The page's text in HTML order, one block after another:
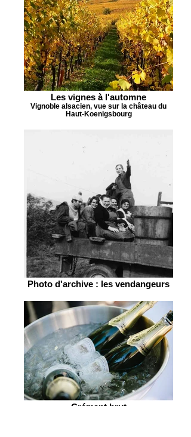
Les vignes à l'automne
Vignoble alsacien, vue sur la château du
Haut-Koenigsbourg
Photo d'archive : les vendangeurs
Crémant brut